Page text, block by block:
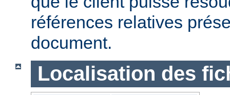
références relatives
document.
Localisation des